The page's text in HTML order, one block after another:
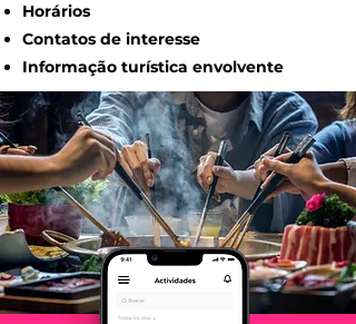
Horários
Contatos de interesse
Informação turística envolvente